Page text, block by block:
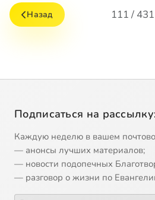
Назад 111 / 431
Подписаться на
Каждую неделю в вашем
— анонсы лучших материалов;
— новости подопечных
— разговор о жизни по